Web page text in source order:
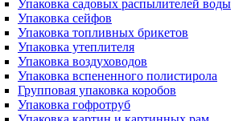
Упаковка садовых распылителей воды
Упаковка сейфов
Упаковка топливных брикетов
Упаковка утеплителя
Упаковка воздуховодов
Упаковка вспененного полистирола
Групповая упаковка коробов
Упаковка гофротруб